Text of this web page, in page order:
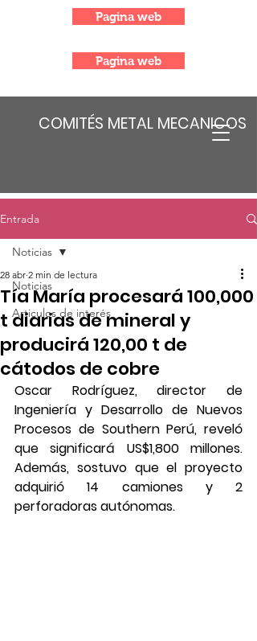
COMITÉS METAL MECANICOS
Pagina web
Pagina web
Entrada
Noticias
Articulos de interés
Noticias
Tía María procesará 100,000
t diarias de mineral y
producirá 120,00 t de
cátodos de cobre
28 abr 2 min de lectura
Oscar Rodríguez, director de
Ingeniería y Desarrollo de Nuevos
Procesos de Southern Perú, reveló
que significará US$1,800 millones.
Además, sostuvo que el proyecto
adquirió 14 camiones y 2
perforadoras autónomas.